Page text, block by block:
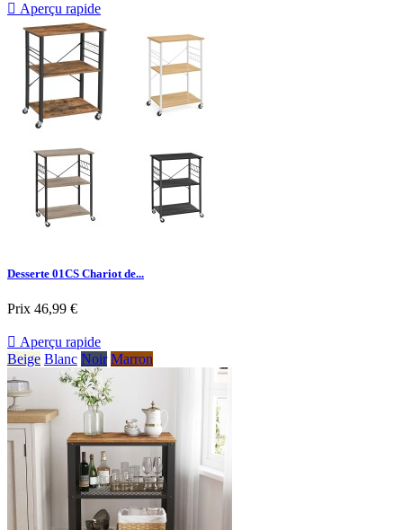
 Aperçu rapide
Desserte 01CS Chariot de...
Prix 46,99 €
 Aperçu rapide
Beige Blanc Noir Marron